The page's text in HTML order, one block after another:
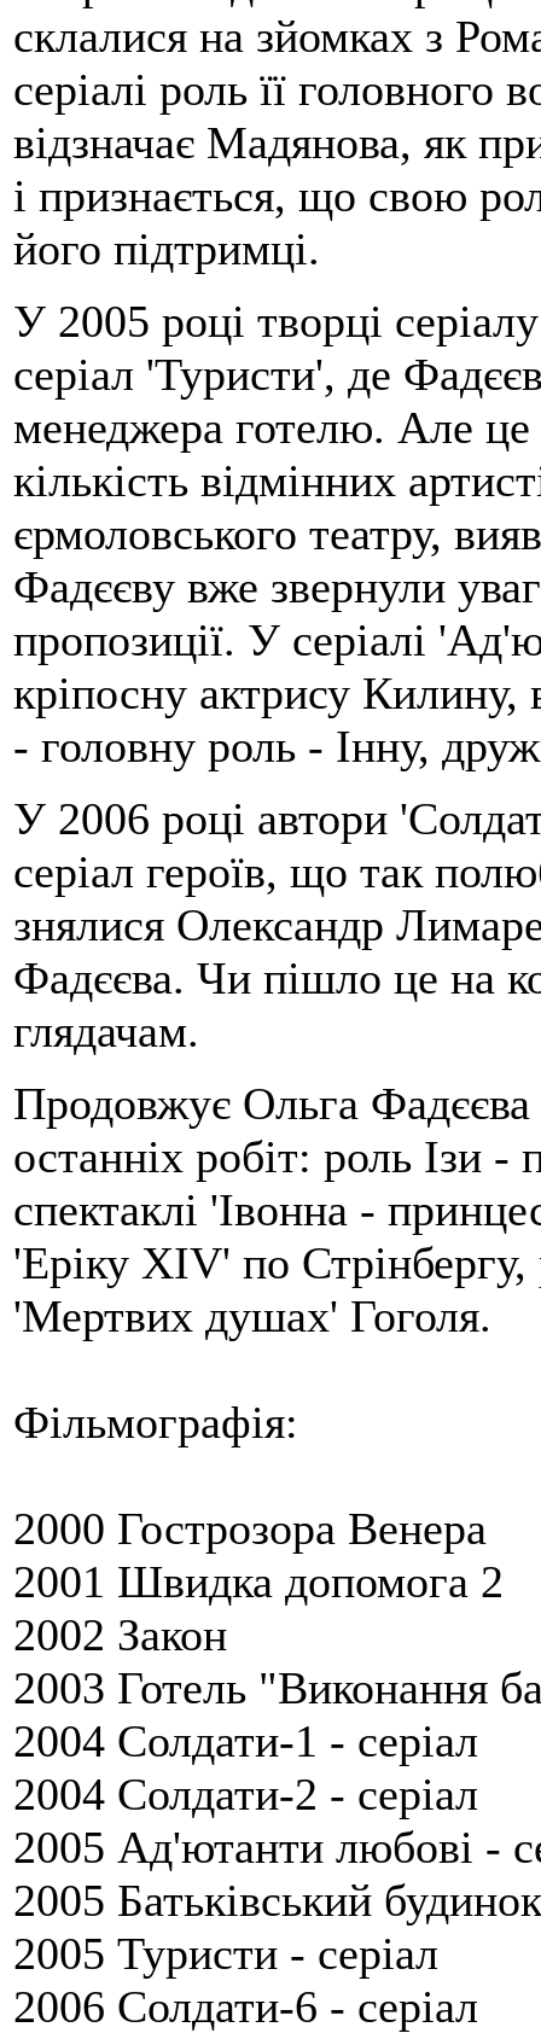
склалися на зйомках з
серіалі роль її
відзначає Мадянова, як
і признається, що свою
його підтримці.
У 2005 році творці
серіал 'Туристи', де
менеджера готелю. Але це
кількість відмінних
єрмоловського театру,
Фадєєву вже звернули
пропозиції. У серіалі
кріпосну актрису Килину,
- головну роль - Інну,
У 2006 році автори
серіал героїв, що так
знялися Олександр
Фадєєва. Чи пішло це на
глядачам.
Продовжує Ольга Фадєєва
останніх робіт: роль Ізи -
спектаклі 'Івонна -
'Еріку ХIV' по
'Мертвих душах' Гоголя.
Фільмографія:
2000 Гострозора Венера
2001 Швидка допомога 2
2002 Закон
2003 Готель "Виконання
2004 Солдати-1 - серіал
2004 Солдати-2 - серіал
2005 Ад'ютанти любові -
2005 Батьківський
2005 Туристи - серіал
2006 Солдати-6 - серіал